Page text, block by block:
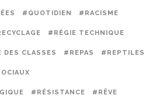
#QUOTIDIEN #RACISME
#RÉGIE TECHNIQUE
DES CLASSES #REPAS #REPTILES
#RÉSISTANCE #RÊVE